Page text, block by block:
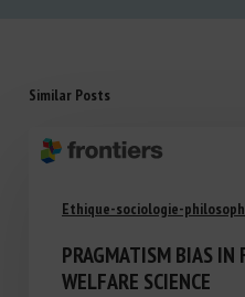
Similar Posts
Ethique-sociologie-
PRAGMATISM BIAS IN
WELFARE SCIENCE